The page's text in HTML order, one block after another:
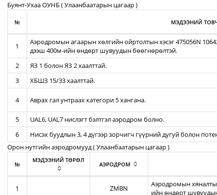
Буянт-Ухаа ОУНБ ( Улаанбаатарын цагаар )
№ МЭДЭЭНИЙ
1
Аэродромын агаарын хөлгийн ойртолтын хэсэг 475056N
дээш 400м-ийн өндөрт шувуудын бөөгнөрөлтэй.
2
ЯЗ 1 болон ЯЗ 2 хаалттай.
3
ХБШЗ 15/33 хаалттай.
4 Аврах гал унтраах категори 5 хангана.
5
UAL6, UAL7 нислэгт бэлтгэл аэродром болно.
6
Нисэх буудлын 3, 4 дүгээр зорчигч гүүрний дугуй болон
Орон нутгийн аэродромууд ( Улаанбаатарын цагаар )
№
МЭДЭЭНИЙ ТӨРӨЛ
АЭРОДРОМ
1 ZMBN
Аэродромын
ийн өндөрт